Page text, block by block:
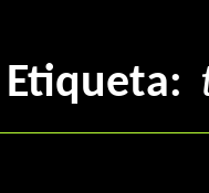
Etiqueta: